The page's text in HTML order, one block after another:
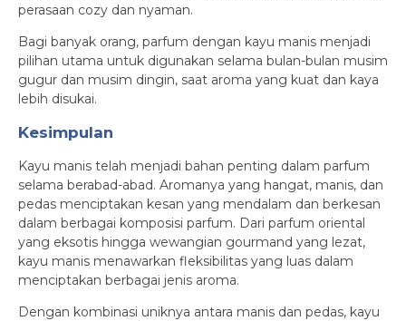
perasaan cozy dan nyaman.
Bagi banyak orang, parfum dengan kayu manis menjadi
pilihan utama untuk digunakan selama bulan-bulan musim
gugur dan musim dingin, saat aroma yang kuat dan kaya
lebih disukai.
Kesimpulan
Kayu manis telah menjadi bahan penting dalam parfum
selama berabad-abad. Aromanya yang hangat, manis, dan
pedas menciptakan kesan yang mendalam dan berkesan
dalam berbagai komposisi parfum. Dari parfum oriental
yang eksotis hingga wewangian gourmand yang lezat,
kayu manis menawarkan fleksibilitas yang luas dalam
menciptakan berbagai jenis aroma.
Dengan kombinasi uniknya antara manis dan pedas, kayu